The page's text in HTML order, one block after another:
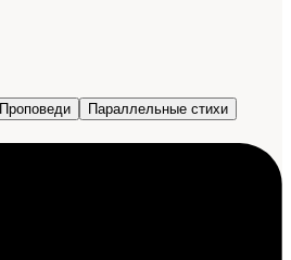
Проповеди
Параллельные стихи